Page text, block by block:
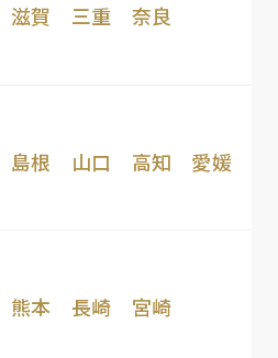
滋賀 三重
奈良
島根 山口 高知
愛媛
熊本 長崎
宮崎